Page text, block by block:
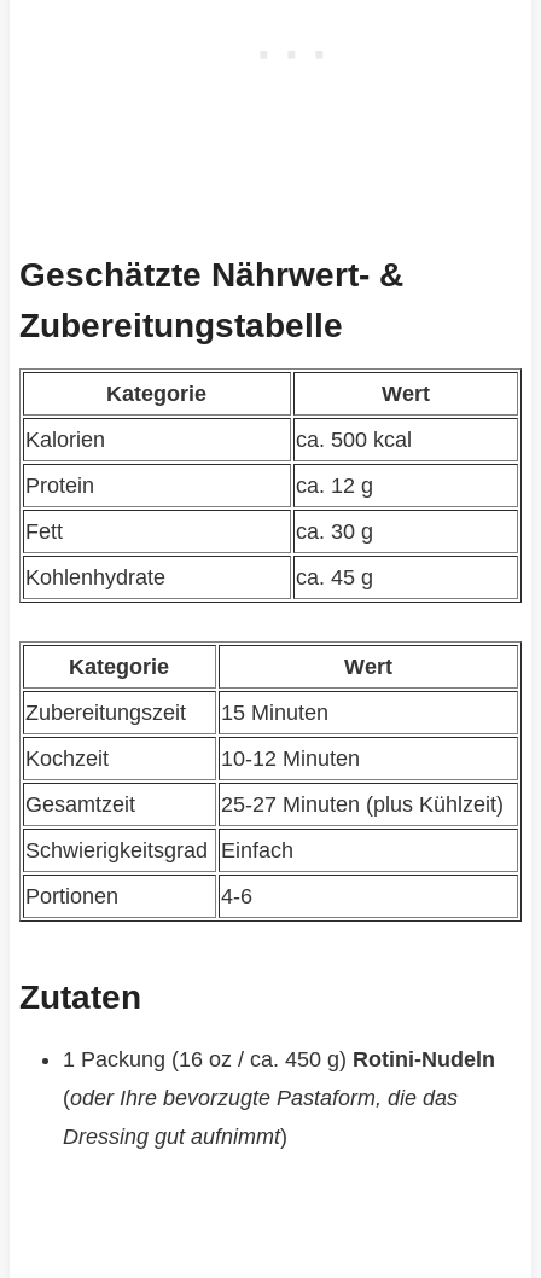
Geschätzte Nährwert- &
Zubereitungstabelle
Kategorie
Wert
Kalorien
ca. 500 kcal
Protein
ca. 12 g
Fett
ca. 30 g
Kohlenhydrate
ca. 45 g
Kategorie
Wert
Zubereitungszeit
15 Minuten
Kochzeit
10-12 Minuten
Gesamtzeit
25-27 Minuten (plus Kühlzeit)
Schwierigkeitsgrad
Einfach
Portionen
4-6
Zutaten
1 Packung (16 oz / ca. 450 g) Rotini-Nudeln
(oder Ihre bevorzugte Pastaform, die das
Dressing gut aufnimmt)